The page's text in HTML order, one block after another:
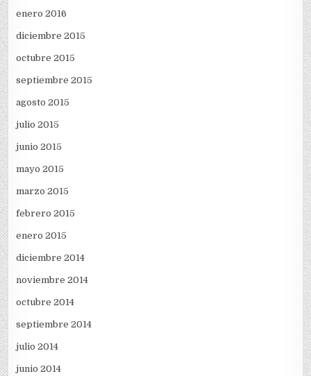
enero 2016
diciembre 2015
octubre 2015
septiembre 2015
agosto 2015
julio 2015
junio 2015
mayo 2015
marzo 2015
febrero 2015
enero 2015
diciembre 2014
noviembre 2014
octubre 2014
septiembre 2014
julio 2014
junio 2014